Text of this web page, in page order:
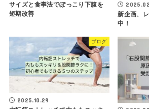
サイズと食事法でぽっこり下腹を
短期改善
新企画、
中！
ブログ
2025.10.29